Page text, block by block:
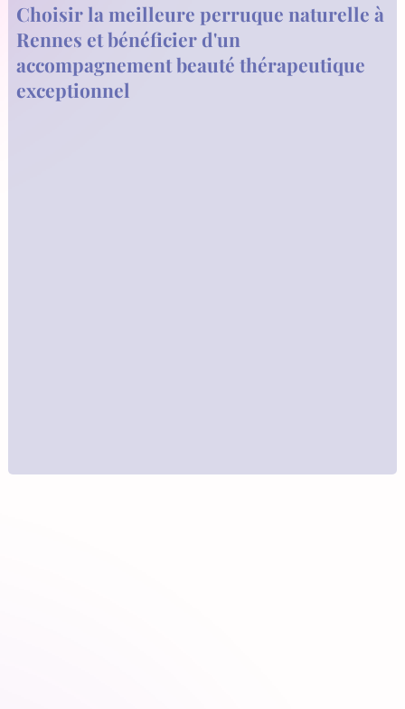
Choisir la meilleure perruque naturelle à
Rennes et bénéficier d'un
accompagnement beauté thérapeutique
exceptionnel